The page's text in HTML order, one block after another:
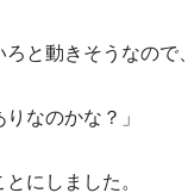
と動きそうなので、
なのかな？」
にしました。